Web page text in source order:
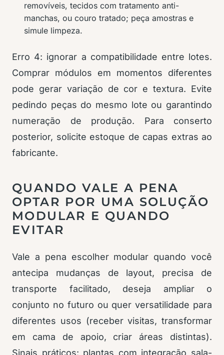
removíveis, tecidos com tratamento anti-
manchas, ou couro tratado; peça amostras e
simule limpeza.
Erro 4: ignorar a compatibilidade entre lotes.
Comprar módulos em momentos diferentes
pode gerar variação de cor e textura. Evite
pedindo peças do mesmo lote ou garantindo
numeração de produção. Para conserto
posterior, solicite estoque de capas extras ao
fabricante.
QUANDO VALE A PENA
OPTAR POR UMA SOLUÇÃO
MODULAR E QUANDO
EVITAR
Vale a pena escolher modular quando você
antecipa mudanças de layout, precisa de
transporte facilitado, deseja ampliar o
conjunto no futuro ou quer versatilidade para
diferentes usos (receber visitas, transformar
em cama de apoio, criar áreas distintas).